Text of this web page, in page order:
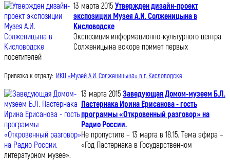
13 марта 2015 Утвержден дизайн-проект
экспозиции Музея А.И. Солженицына в
Кисловодске
Экспозиция информационно-культурного центра
Солженицына вскоре примет первых
посетителей
Привязка к отделу: ИКЦ «Музей А.И. Солженицына» в г. Кисловодске
13 марта 2015 Заведующая Домом-музеем Б.Л.
Пастернака Ирина Ерисанова - гость
программы «Откровенный разговор» на
Радио России.
Не пропустите – 13 марта в 18.15. Тема эфира –
«Год Пастернака в Государственном
литературном музее».